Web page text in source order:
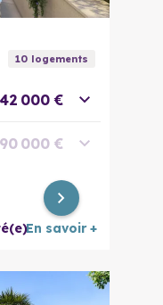
10logements
000 €
000 €
269 000 €
En savoir +